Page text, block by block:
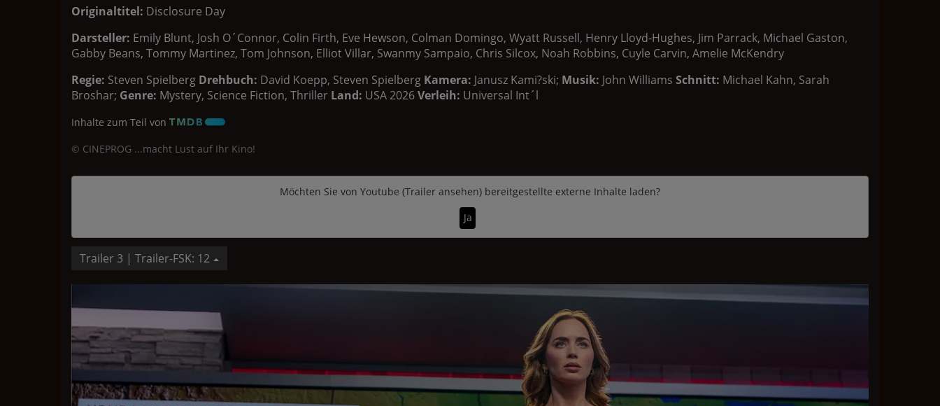
Originaltitel: Disclosure Day
Darsteller: Emily Blunt, Josh O´Connor, Colin Firth, Eve Hewson, Colman Domingo, Wyatt Russell, Henry Lloyd-Hughes, Jim Parrack, Michael Gaston,
Gabby Beans, Tommy Martinez, Tom Johnson, Elliot Villar, Swanmy Sampaio, Chris Silcox, Noah Robbins, Cuyle Carvin, Amelie McKendry
Regie: Steven Spielberg Drehbuch: David Koepp, Steven Spielberg Kamera: Janusz Kami?ski; Musik: John Williams Schnitt: Michael Kahn, Sarah
Broshar; Genre: Mystery, Science Fiction, Thriller Land: USA 2026Verleih: Universal Int´l
Inhalte zum Teil von
© CINEPROG ...macht Lust auf Ihr Kino!
Möchten Sie von Youtube (Trailer ansehen) bereitgestellte externe Inhalte laden?
Ja
Trailer 3 | Trailer-FSK: 12